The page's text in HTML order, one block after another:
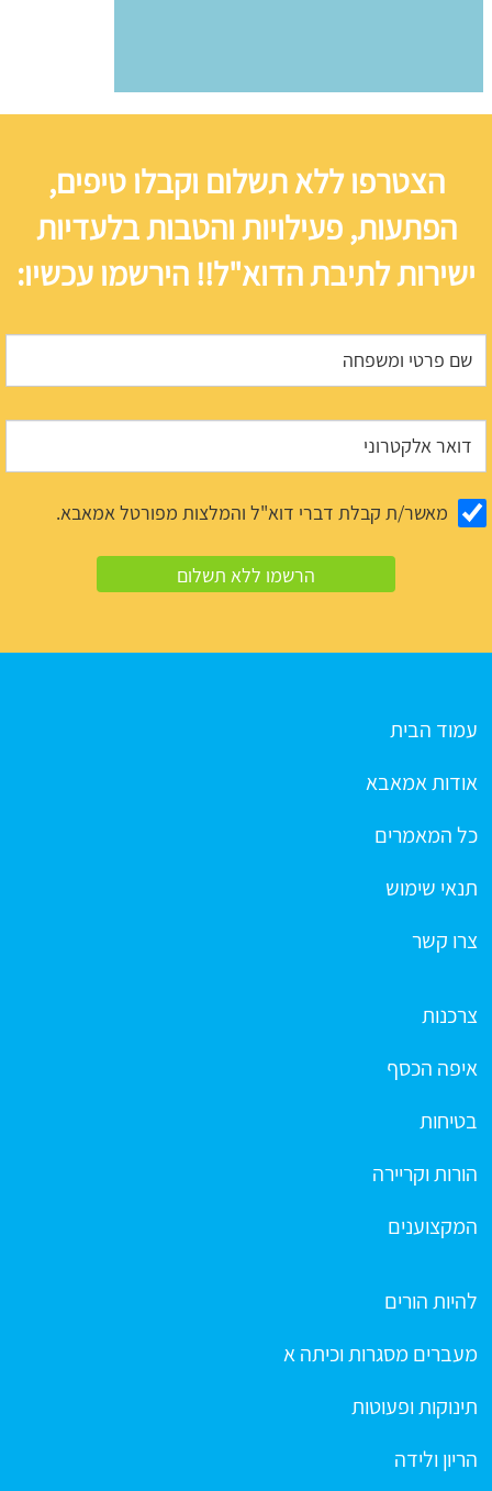
הצטרפו ללא תשלום וקבלו טיפים,
הפתעות, פעילויות והטבות בלעדיות
ישירות לתיבת הדוא"ל!! הירשמו עכשיו:
מאשר/ת קבלת דברי דוא"ל והמלצות מפורטל אמאבא.
עמוד הבית
אודות אמאבא
כל המאמרים
תנאי שימוש
צרו קשר
צרכנות
איפה הכסף
בטיחות
הורות וקריירה
המקצוענים
להיות הורים
מעברים מסגרות וכיתה א
תינוקות ופעוטות
הריון ולידה